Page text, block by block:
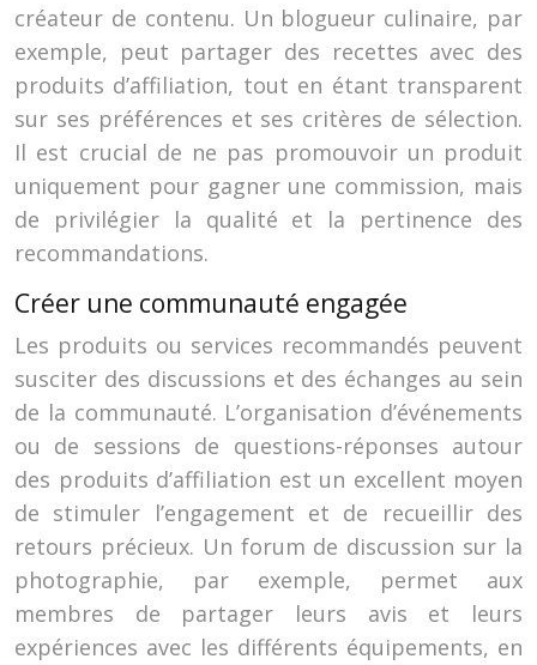
créateur de contenu. Un blogueur culinaire, par
exemple, peut partager des recettes avec des
produits d’affiliation, tout en étant transparent
sur ses préférences et ses critères de sélection.
Il est crucial de ne pas promouvoir un produit
uniquement pour gagner une commission, mais
de privilégier la qualité et la pertinence des
recommandations.
Créer une communauté engagée
Les produits ou services recommandés peuvent
susciter des discussions et des échanges au sein
de la communauté. L’organisation d’événements
ou de sessions de questions-réponses autour
des produits d’affiliation est un excellent moyen
de stimuler l’engagement et de recueillir des
retours précieux. Un forum de discussion sur la
photographie, par exemple, permet aux
membres de partager leurs avis et leurs
expériences avec les différents équipements, en